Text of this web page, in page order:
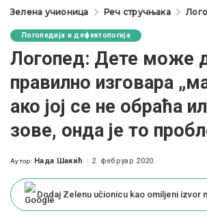
Зелена учионица Реч стручњака
Логопедија и дефектологија
Логопед: Дете може
правилно изговара
ако јој се не обраћа
зове, онда је то
Posted
Аутор: Нада Шакић 2. фебруар 2020.
Dodaj Zelenu učionicu kao omiljeni izvor